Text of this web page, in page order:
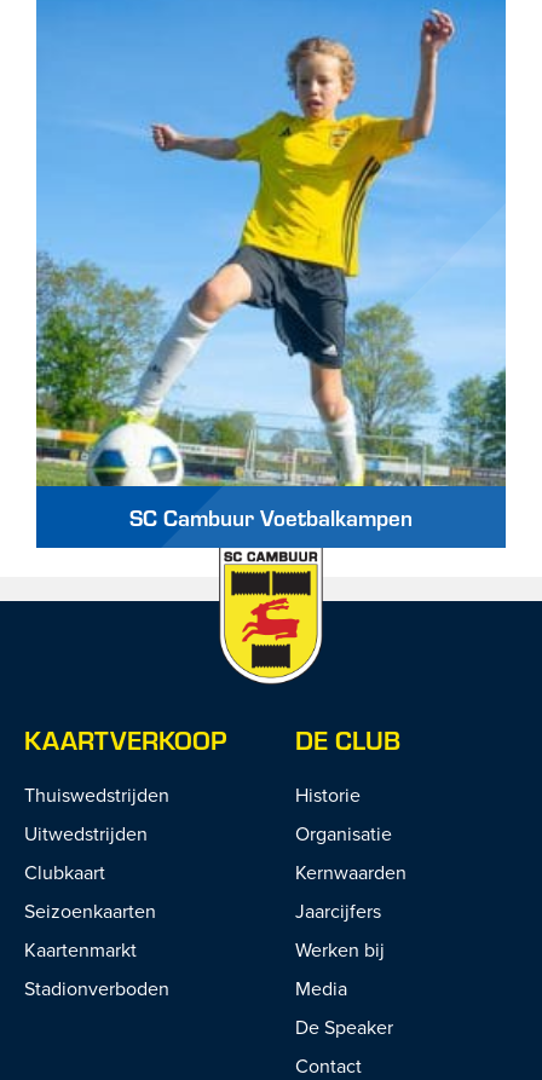
SC Cambuur Voetbalkampen
KAARTVERKOOP
Thuiswedstrijden
Uitwedstrijden
Clubkaart
Seizoenkaarten
Kaartenmarkt
Stadionverboden
DE CLUB
Historie
Organisatie
Kernwaarden
Jaarcijfers
Werken bij
Media
De Speaker
Contact